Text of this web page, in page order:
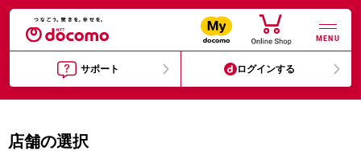
MENU
サポート ログインする
店舗の選択